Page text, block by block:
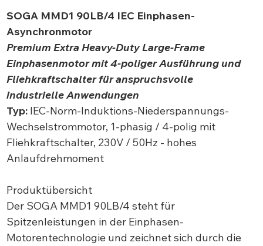
SOGA MMD1 90LB/4 IEC Einphasen-
Asynchronmotor
Premium Extra Heavy-Duty Large-Frame
Einphasenmotor mit 4-poliger Ausführung und
Fliehkraftschalter für anspruchsvolle
industrielle Anwendungen
Typ:IEC-Norm-Induktions-Niederspannungs-
Wechselstrommotor, 1-phasig / 4-polig mit
Fliehkraftschalter, 230V / 50Hz - hohes
Anlaufdrehmoment
Produktübersicht
Der SOGA MMD1 90LB/4 steht für
Spitzenleistungen in der Einphasen-
Motorentechnologie und zeichnet sich durch die